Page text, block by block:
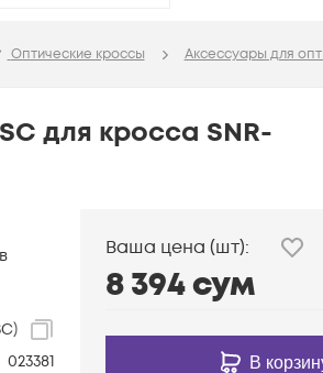
и ответы
Сервисный центр
Условия
Оптические кроссы Аксессуары для
023381
для кросса SNR-
Ваша цена (шт):
8 394сум
В